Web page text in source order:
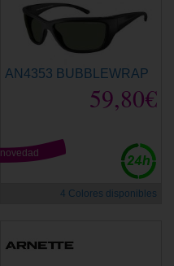
AN4353 BUBBLEWRAP
59,80€
novedad
4 Colores disponibles